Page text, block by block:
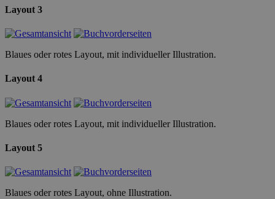
Layout 3
Blaues oder rotes Layout, mit individueller Illustration.
Layout 4
Blaues oder rotes Layout, mit individueller Illustration.
Layout 5
Blaues oder rotes Layout, ohne Illustration.